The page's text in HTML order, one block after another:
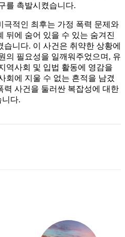
를 촉발시켰습니다.
극적인 최후는 가정 폭력 문제와
뒤에 숨어 있을 수 있는 숨겨진
니다. 이 사건은 취약한 상황에
의 필요성을 일깨워주었으며, 유
역사회 및 입법 활동에 영감을
회에 지울 수 없는 흔적을 남겼
력 사건을 둘러싼 복잡성에 대한
다.